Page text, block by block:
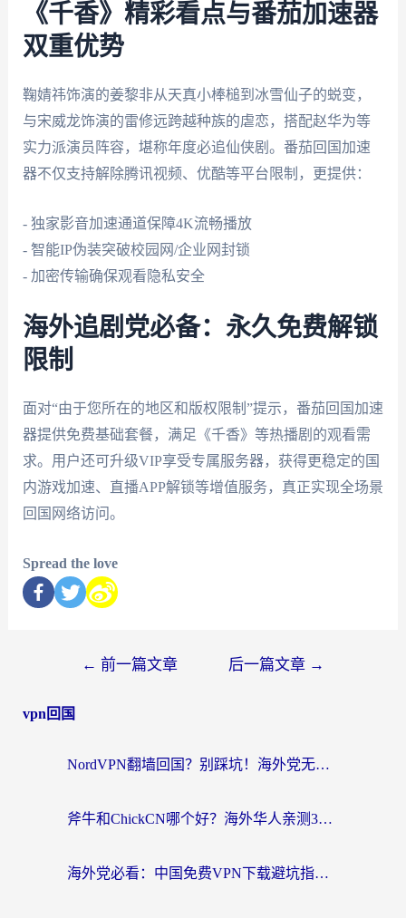
《千香》精彩看点与番茄加速器
双重优势
鞠婧祎饰演的姜黎非从天真小棒槌到冰雪仙子的蜕变，
与宋威龙饰演的雷修远跨越种族的虐恋，搭配赵华为等
实力派演员阵容，堪称年度必追仙侠剧。番茄回国加速
器不仅支持解除腾讯视频、优酷等平台限制，更提供：
- 独家影音加速通道保障4K流畅播放
- 智能IP伪装突破校园网/企业网封锁
- 加密传输确保观看隐私安全
海外追剧党必备：永久免费解锁
限制
面对“由于您所在的地区和版权限制”提示，番茄回国加速
器提供免费基础套餐，满足《千香》等热播剧的观看需
求。用户还可升级VIP享受专属服务器，获得更稳定的国
内游戏加速、直播APP解锁等增值服务，真正实现全场景
回国网络访问。
Spread the love
← 前一篇文章 后一篇文章 →
vpn回国
NordVPN翻墙回国？别踩坑！海外党无缝访问国内资源的真实指南
斧牛和ChickCN哪个好？海外华人亲测3款回国加速器+免费试用攻略
海外党必看：中国免费VPN下载避坑指南 + 无缝访问国内资源的终极方案